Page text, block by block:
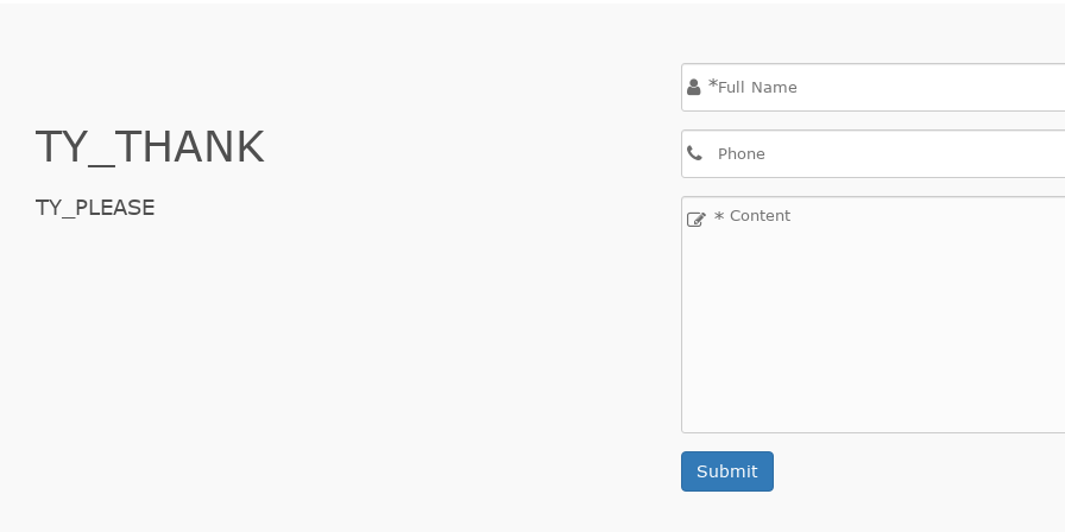
TY_THANK
TY_PLEASE
*
*
Submit